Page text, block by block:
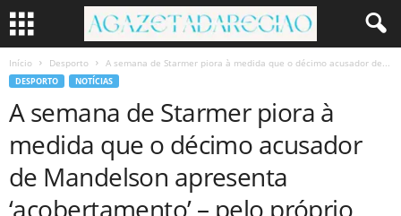
Início Desporto A semana de Starmer piora à medida que o décimo acusador de...
DESPORTO NOTÍCIAS
A semana de Starmer piora à
medida que o décimo acusador
de Mandelson apresenta
‘acobertamento’ – pelo próprio